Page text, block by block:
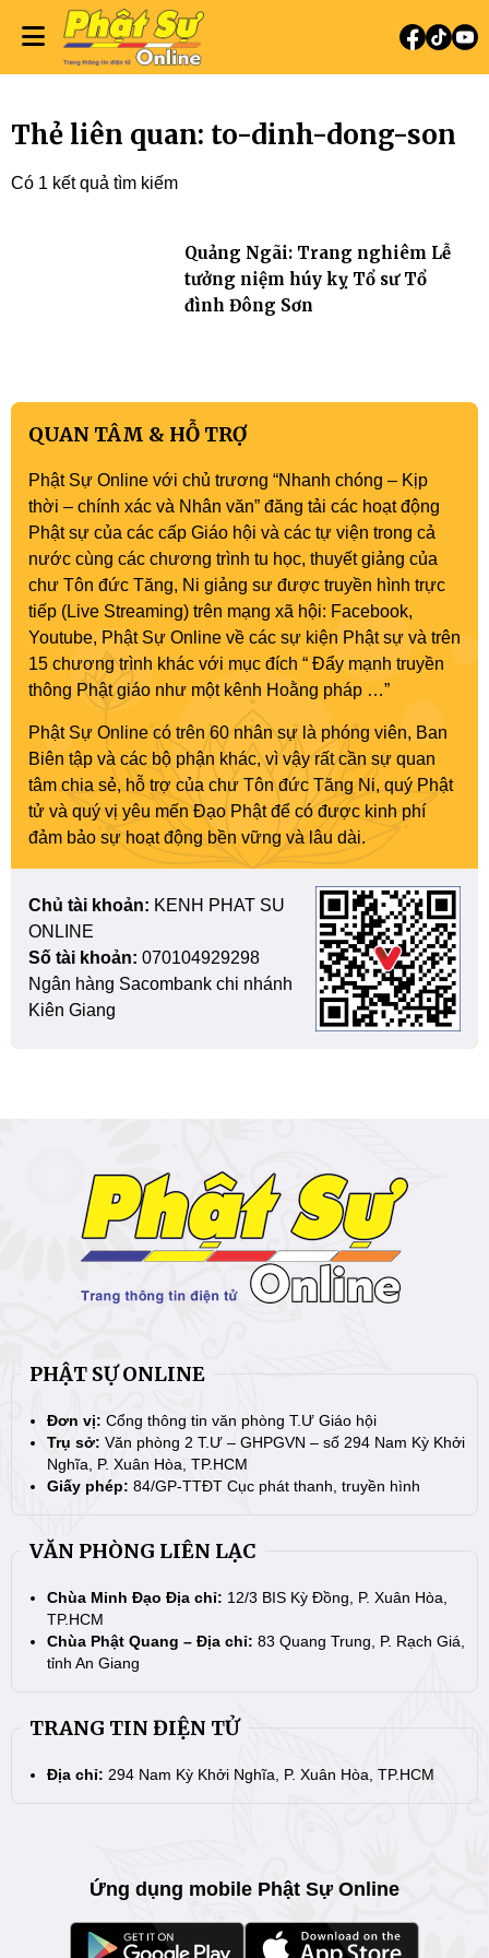
Thẻ liên quan: to-dinh-dong-son
Có 1 kết quả tìm kiếm
Quảng Ngãi: Trang nghiêm Lễ
tưởng niệm húy kỵ Tổ sư Tổ
đình Đông Sơn
QUAN TÂM & HỖ TRỢ
Phật Sự Online với chủ trương “Nhanh chóng – Kịp
thời – chính xác và Nhân văn” đăng tải các hoạt động
Phật sự của các cấp Giáo hội và các tự viện trong cả
nước cùng các chương trình tu học, thuyết giảng của
chư Tôn đức Tăng, Ni giảng sư được truyền hình trực
tiếp (Live Streaming) trên mạng xã hội: Facebook,
Youtube, Phật Sự Online về các sự kiện Phật sự và trên
15 chương trình khác với mục đích “ Đẩy mạnh truyền
thông Phật giáo như một kênh Hoằng pháp …”
Phật Sự Online có trên 60 nhân sự là phóng viên, Ban
Biên tập và các bộ phận khác, vì vậy rất cần sự quan
tâm chia sẻ, hỗ trợ của chư Tôn đức Tăng Ni, quý Phật
tử và quý vị yêu mến Đạo Phật để có được kinh phí
đảm bảo sự hoạt động bền vững và lâu dài.
Chủ tài khoản: KENH PHAT SU
ONLINE
Số tài khoản: 070104929298
Ngân hàng Sacombank chi nhánh
Kiên Giang
PHẬT SỰ ONLINE
Đơn vị: Cổng thông tin văn phòng T.Ư Giáo hội
Trụ sở: Văn phòng 2 T.Ư – GHPGVN – số 294 Nam Kỳ Khởi
Nghĩa, P. Xuân Hòa, TP.HCM
Giấy phép: 84/GP-TTĐT Cục phát thanh, truyền hình
VĂN PHÒNG LIÊN LẠC
Chùa Minh Đạo Địa chỉ: 12/3 BIS Kỳ Đồng, P. Xuân Hòa,
TP.HCM
Chùa Phật Quang – Địa chỉ: 83 Quang Trung, P. Rạch Giá,
tỉnh An Giang
TRANG TIN ĐIỆN TỬ
Địa chỉ: 294 Nam Kỳ Khởi Nghĩa, P. Xuân Hòa, TP.HCM
Ứng dụng mobile Phật Sự Online